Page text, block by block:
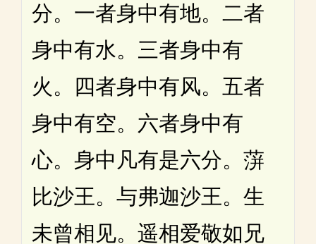
分。一者身中有地。二者
身中有水。三者身中有
火。四者身中有风。五者
身中有空。六者身中有
心。身中凡有是六分。蓱
比沙王。与弗迦沙王。生
未曾相见。遥相爱敬如兄